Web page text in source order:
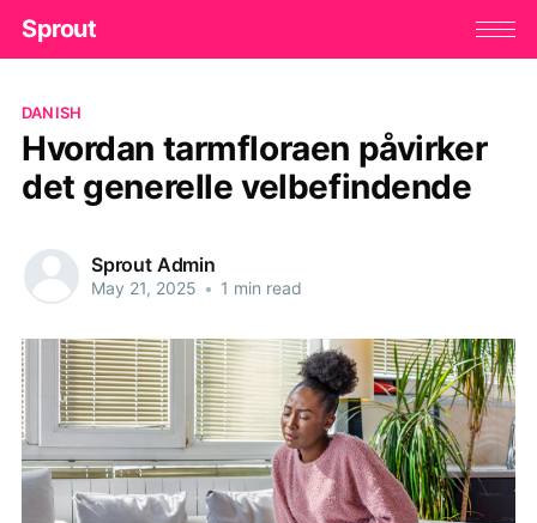
Sprout
DANISH
Hvordan tarmfloraen påvirker
det generelle velbefindende
Sprout Admin
May 21, 2025 • 1 min read